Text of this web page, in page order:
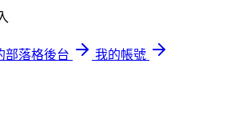
部落格後台
我的帳號